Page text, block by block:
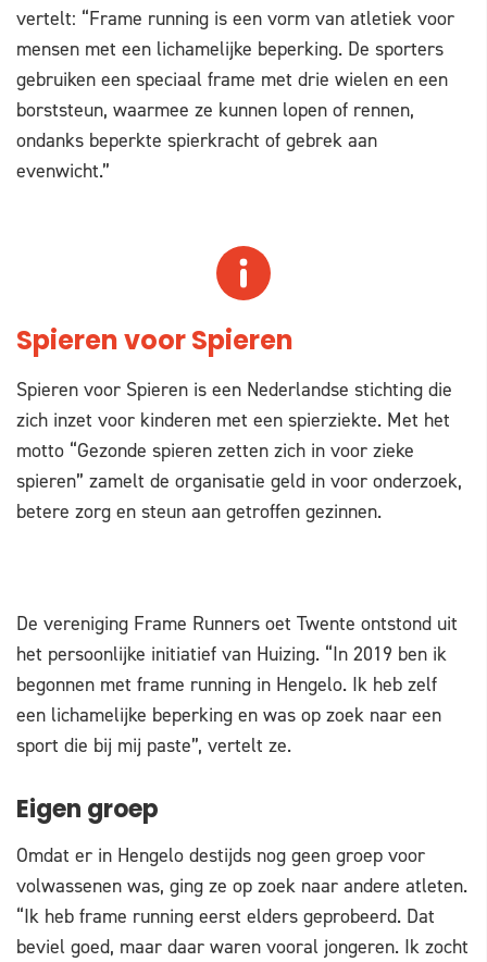
vertelt: “Frame running is een vorm van atletiek voor
mensen met een lichamelijke beperking. De sporters
gebruiken een speciaal frame met drie wielen en een
borststeun, waarmee ze kunnen lopen of rennen,
ondanks beperkte spierkracht of gebrek aan
evenwicht.”
Spieren voor Spieren
Spieren voor Spieren is een Nederlandse stichting die
zich inzet voor kinderen met een spierziekte. Met het
motto “Gezonde spieren zetten zich in voor zieke
spieren” zamelt de organisatie geld in voor onderzoek,
betere zorg en steun aan getroffen gezinnen.
De vereniging Frame Runners oet Twente ontstond uit
het persoonlijke initiatief van Huizing. “In 2019 ben ik
begonnen met frame running in Hengelo. Ik heb zelf
een lichamelijke beperking en was op zoek naar een
sport die bij mij paste”, vertelt ze.
Eigen groep
Omdat er in Hengelo destijds nog geen groep voor
volwassenen was, ging ze op zoek naar andere atleten.
“Ik heb frame running eerst elders geprobeerd. Dat
beviel goed, maar daar waren vooral jongeren. Ik zocht